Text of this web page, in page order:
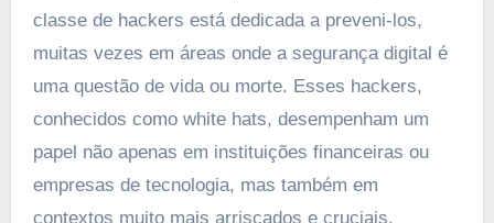
classe de hackers está dedicada a preveni-los,
muitas vezes em áreas onde a segurança digital é
uma questão de vida ou morte. Esses hackers,
conhecidos como white hats, desempenham um
papel não apenas em instituições financeiras ou
empresas de tecnologia, mas também em
contextos muito mais arriscados e cruciais.